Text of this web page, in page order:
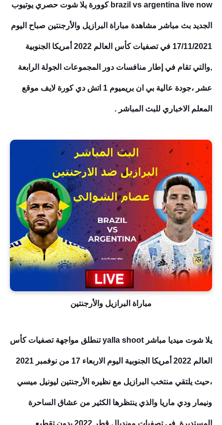
brazil vs argentina live now كوورة يلا شوت حصري يوتيوب
الجديد بث مباشر مشاهدة مباراة البرازيل والأرجنتين صباح اليوم
17/11/2021 في تصفيات كأس العالم 2022 أمريكا الجنوبية
,والتي تقام في إطار منافسات دور المجموعات الجولة الرابعة
عشر ،جودة عالية بي ان بريميوم 1 اتش دي كورة لايف موقع
المعلم الاخباري للبث المباشر .
مباراة البرازيل والأرجنتين
يلا شوت ميديا مباشر yalla shoot تنطلق مواجهة تصفيات كأس
العالم 2022 أمريكا الجنوبية اليوم الاربعاء 17 من نوفمبر 2021
،حيث يلتقي منتخب البرازيل مع نظيره الأرجنتين ليونيل ميسي
ونيمار ودي ماريا والذي ينتظرها الكثير من عشاق الساحرة
المستديرة ,في تصفيات مونديال قطر 2022 بدون تقطيع .